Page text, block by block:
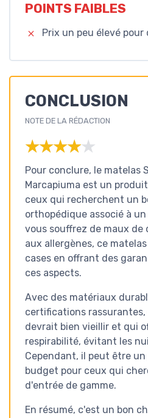
POINTS FAIBLES
Prix un peu élevé
CONCLUSION
NOTE DE LA RÉDACTION
★★★★★
★★★★★
Pour conclure, le matelas
Marcapiuma est un
ceux qui recherchent un
orthopédique associé à
vous souffrez de maux de
aux allergènes, ce
cases en offrant des
ces aspects.
Avec des matériaux
certifications
devrait bien vieillir et qui
respirabilité, évitant les
Cependant, il peut être un
budget pour ceux qui
d'entrée de gamme.
En résumé, c'est un bon